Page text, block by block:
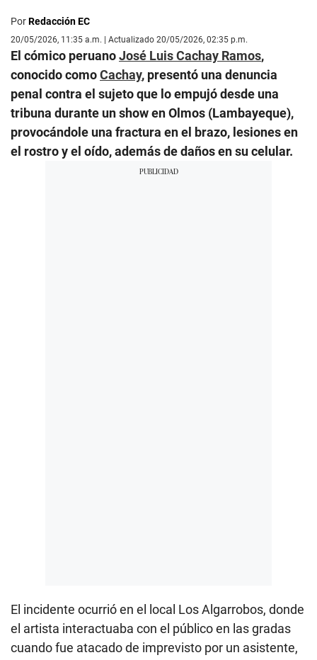
PorRedacción EC
20/05/2026, 11:35 a.m. | Actualizado 20/05/2026, 02:35 p.m.
El cómico peruanoJosé Luis Cachay Ramos,
conocido comoCachay, presentó una denuncia
penal contra el sujeto que lo empujó desde una
tribuna durante un show en Olmos (Lambayeque),
provocándole una fractura en el brazo, lesiones en
el rostro y el oído, además de daños en su celular.
El incidente ocurrió en el local Los Algarrobos, donde
el artista interactuaba con el público en las gradas
cuando fue atacado de imprevisto por un asistente,